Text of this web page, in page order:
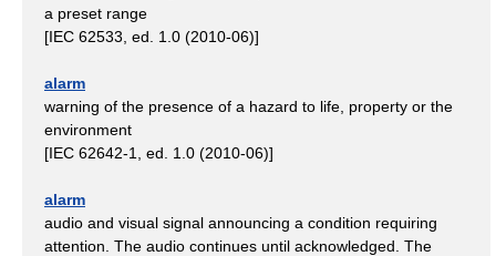
a preset range
[IEC 62533, ed. 1.0 (2010-06)]
alarm
warning of the presence of a hazard to life, property or the
environment
[IEC 62642-1, ed. 1.0 (2010-06)]
alarm
audio and visual signal announcing a condition requiring
attention. The audio continues until acknowledged. The